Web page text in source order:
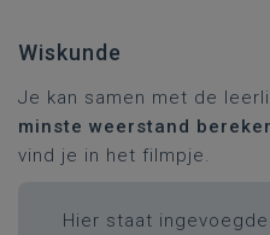
Wiskunde
Je kan samen met de
minste weerstand
vind je in het filmpje.
Hier staat